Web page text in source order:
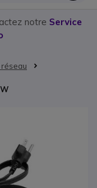
notre Service